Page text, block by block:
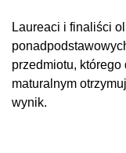
Laureaci i finaliści
przedmiotu,
maturalnym
wynik.